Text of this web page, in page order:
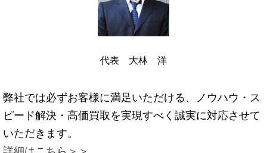
代表 大林 洋
弊社では必ずお客様に満足いただける、ノウハウ・ス
ピード解決・高価買取を実現すべく誠実に対応させて
いただきます。